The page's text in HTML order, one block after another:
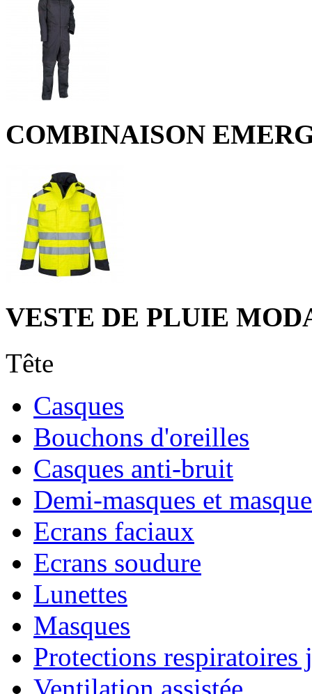
COMBINAISON
VESTE DE PLUIE
Tête
Casques
Bouchons d'oreilles
Casques anti-bruit
Demi-masques et
Ecrans faciaux
Ecrans soudure
Lunettes
Masques
Protections respiratoires